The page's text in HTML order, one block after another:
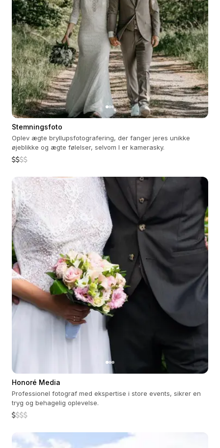
Stemningsfoto
Oplev ægte bryllupsfotografering, der fanger jeres unikke
øjeblikke og ægte følelser, selvom I er kamerasky.
Honoré Media
Professionel fotograf med ekspertise i store events, sikrer en
tryg og behagelig oplevelse.